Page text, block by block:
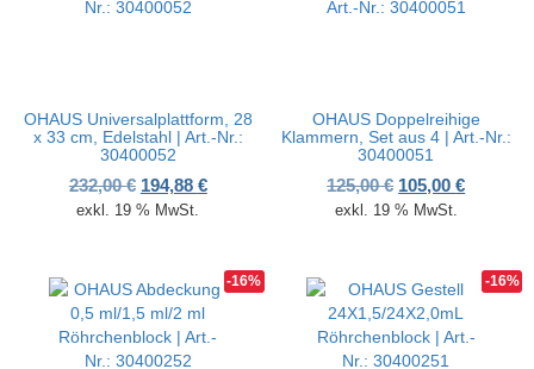
OHAUS Universalplattform, 28
x 33 cm, Edelstahl | Art.-Nr.:
30400052
232,00€ Ursprünglicher Preis war: 232,00 €
194,88 €Aktueller Preis ist: 194,88 €.
exkl. 19 % MwSt.
OHAUS Doppelreihige
Klammern, Set aus 4 | Art.-Nr.:
30400051
125,00€ Ursprünglicher
105,00€
exkl. 19 % MwSt.
-16% -16%